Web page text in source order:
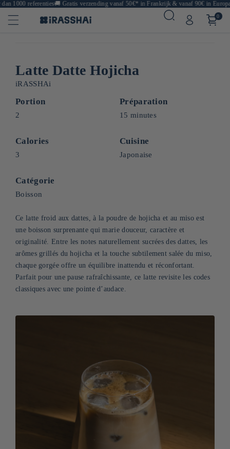
1000 referenties🚚Gratis verzending vanaf 50€* in Frankrijk & vanaf 90€ in Europa
0
Latte Datte Hojicha
iRASSHAi
Portion
2
Préparation
15 minutes
Calories
3
Cuisine
Japonaise
Catégorie
Boisson
Ce latte froid aux dattes, à la poudre de hojicha et au miso est
une boisson surprenante qui marie douceur, caractère et
originalité. Entre les notes naturellement sucrées des dattes, les
arômes grillés du hojicha et la touche subtilement salée du miso,
chaque gorgée offre un équilibre inattendu et réconfortant.
Parfait pour une pause rafraîchissante, ce latte revisite les codes
classiques avec une pointe d’audace.